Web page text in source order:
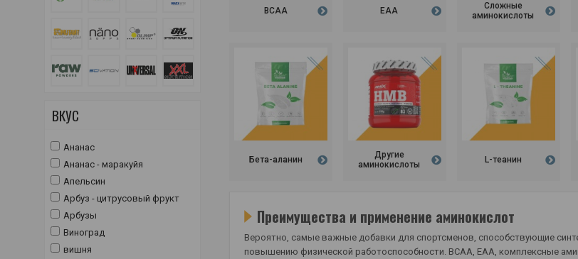
ВКУС
Ананас
Ананас - маракуйя
Апельсин
Арбуз - цитрусовый фрукт
Арбузы
Виноград
вишня
BCAA ЕАА
Сложные
аминокислоты
Бета-аланин
Другие
аминокислоты
L-теанин
Преимущества и применение аминокислот
Вероятно, самые важные добавки для спортсменов, способствующие
повышению физической работоспособности. BCAA, EAA, комплексные